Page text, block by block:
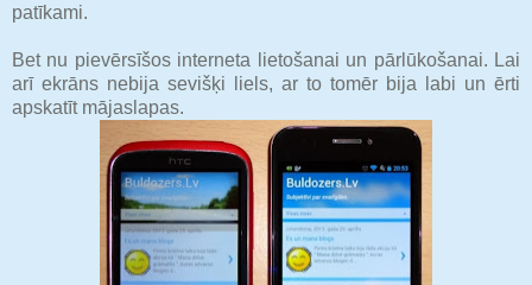
patīkami.
Bet nu pievērsīšos interneta lietošanai un pārlūkošanai. Lai
arī ekrāns nebija sevišķi liels, ar to tomēr bija labi un ērti
apskatīt mājaslapas.